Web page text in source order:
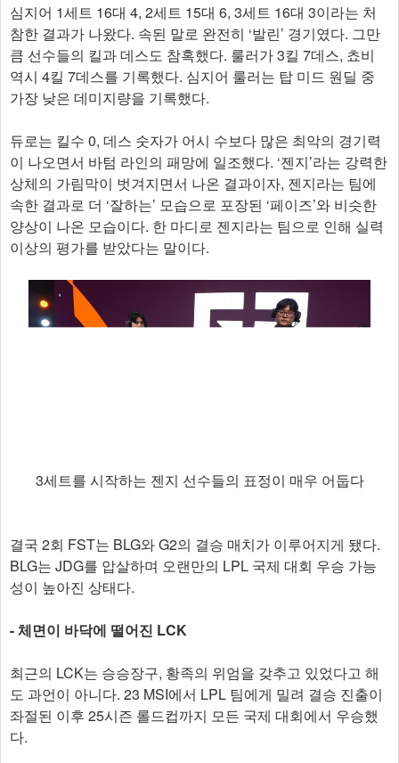
심지어 1세트 16대 4, 2세트 15대 6, 3세트 16대 3이라는 처
참한 결과가 나왔다. 속된 말로 완전히 ‘발린’ 경기였다. 그만
큼 선수들의 킬과 데스도 참혹했다. 룰러가 3킬 7데스, 쵸비
역시 4킬 7데스를 기록했다. 심지어 룰러는 탑 미드 원딜 중
가장 낮은 데미지량을 기록했다.
듀로는 킬수 0, 데스 숫자가 어시 수보다 많은 최악의 경기력
이 나오면서 바텀 라인의 패망에 일조했다. ‘젠지’라는 강력한
상체의 가림막이 벗겨지면서 나온 결과이자, 젠지라는 팀에
속한 결과로 더 ‘잘하는’ 모습으로 포장된 ‘페이즈’와 비슷한
양상이 나온 모습이다. 한 마디로 젠지라는 팀으로 인해 실력
이상의 평가를 받았다는 말이다.
3세트를 시작하는 젠지 선수들의 표정이 매우 어둡다
결국 2회 FST는 BLG와 G2의 결승 매치가 이루어지게 됐다.
BLG는 JDG를 압살하며 오랜만의 LPL 국제 대회 우승 가능
성이 높아진 상태다.
- 체면이 바닥에 떨어진 LCK
최근의 LCK는 승승장구, 황족의 위엄을 갖추고 있었다고 해
도 과언이 아니다. 23 MSI에서 LPL 팀에게 밀려 결승 진출이
좌절된 이후 25시즌 롤드컵까지 모든 국제 대회에서 우승했
다.